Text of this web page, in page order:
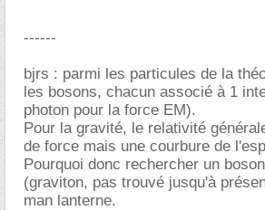
------
bjrs : parmi les particules de la
les bosons, chacun associé à 1
photon pour la force EM).
Pour la gravité, le relativité
de force mais une courbure de
Pourquoi donc rechercher un
(graviton, pas trouvé jusqu'à
man lanterne.